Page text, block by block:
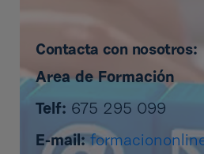
Contacta con nosotros:
Area de Formación
Telf: 675 295 099
E-mail: